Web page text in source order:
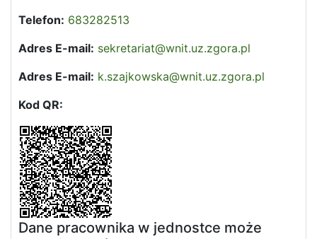
Telefon: 683282513
Adres E-mail: sekretariat@wnit.uz.zgora.pl
Adres E-mail: k.szajkowska@wnit.uz.zgora.pl
Kod QR:
Dane pracownika w jednostce może